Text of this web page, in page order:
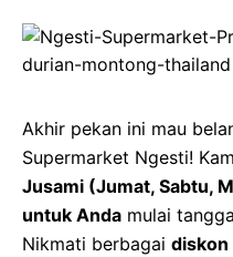
Akhir pekan ini mau
Supermarket Ngesti!
Jusami (Jumat, Sabtu,
untuk Anda mulai
Nikmati berbagai diskon